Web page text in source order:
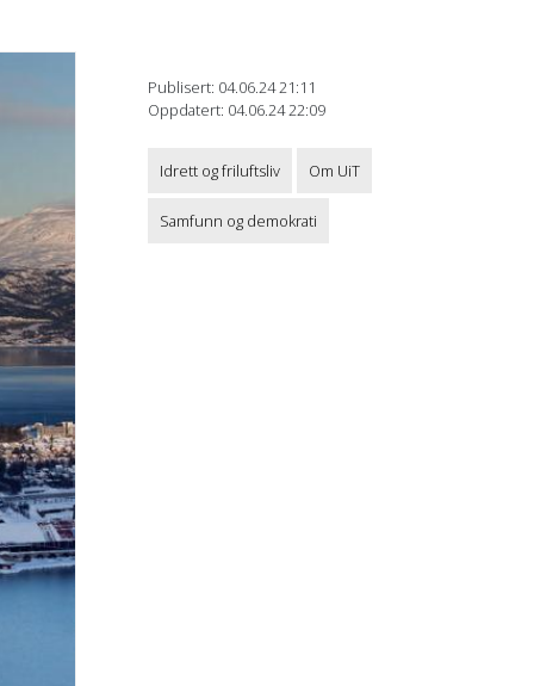
Publisert: 04.06.24 21:11
Oppdatert: 04.06.24 22:09
Idrett og friluftsliv Om UiT
Samfunn og demokrati